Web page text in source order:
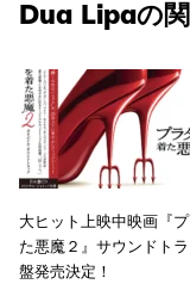
Dua Lipaの
大ヒット上映中映画『
た悪魔２』サウンドト
盤発売決定！